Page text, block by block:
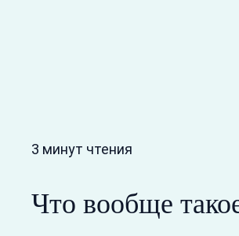
3 минут чтения
Что вообще